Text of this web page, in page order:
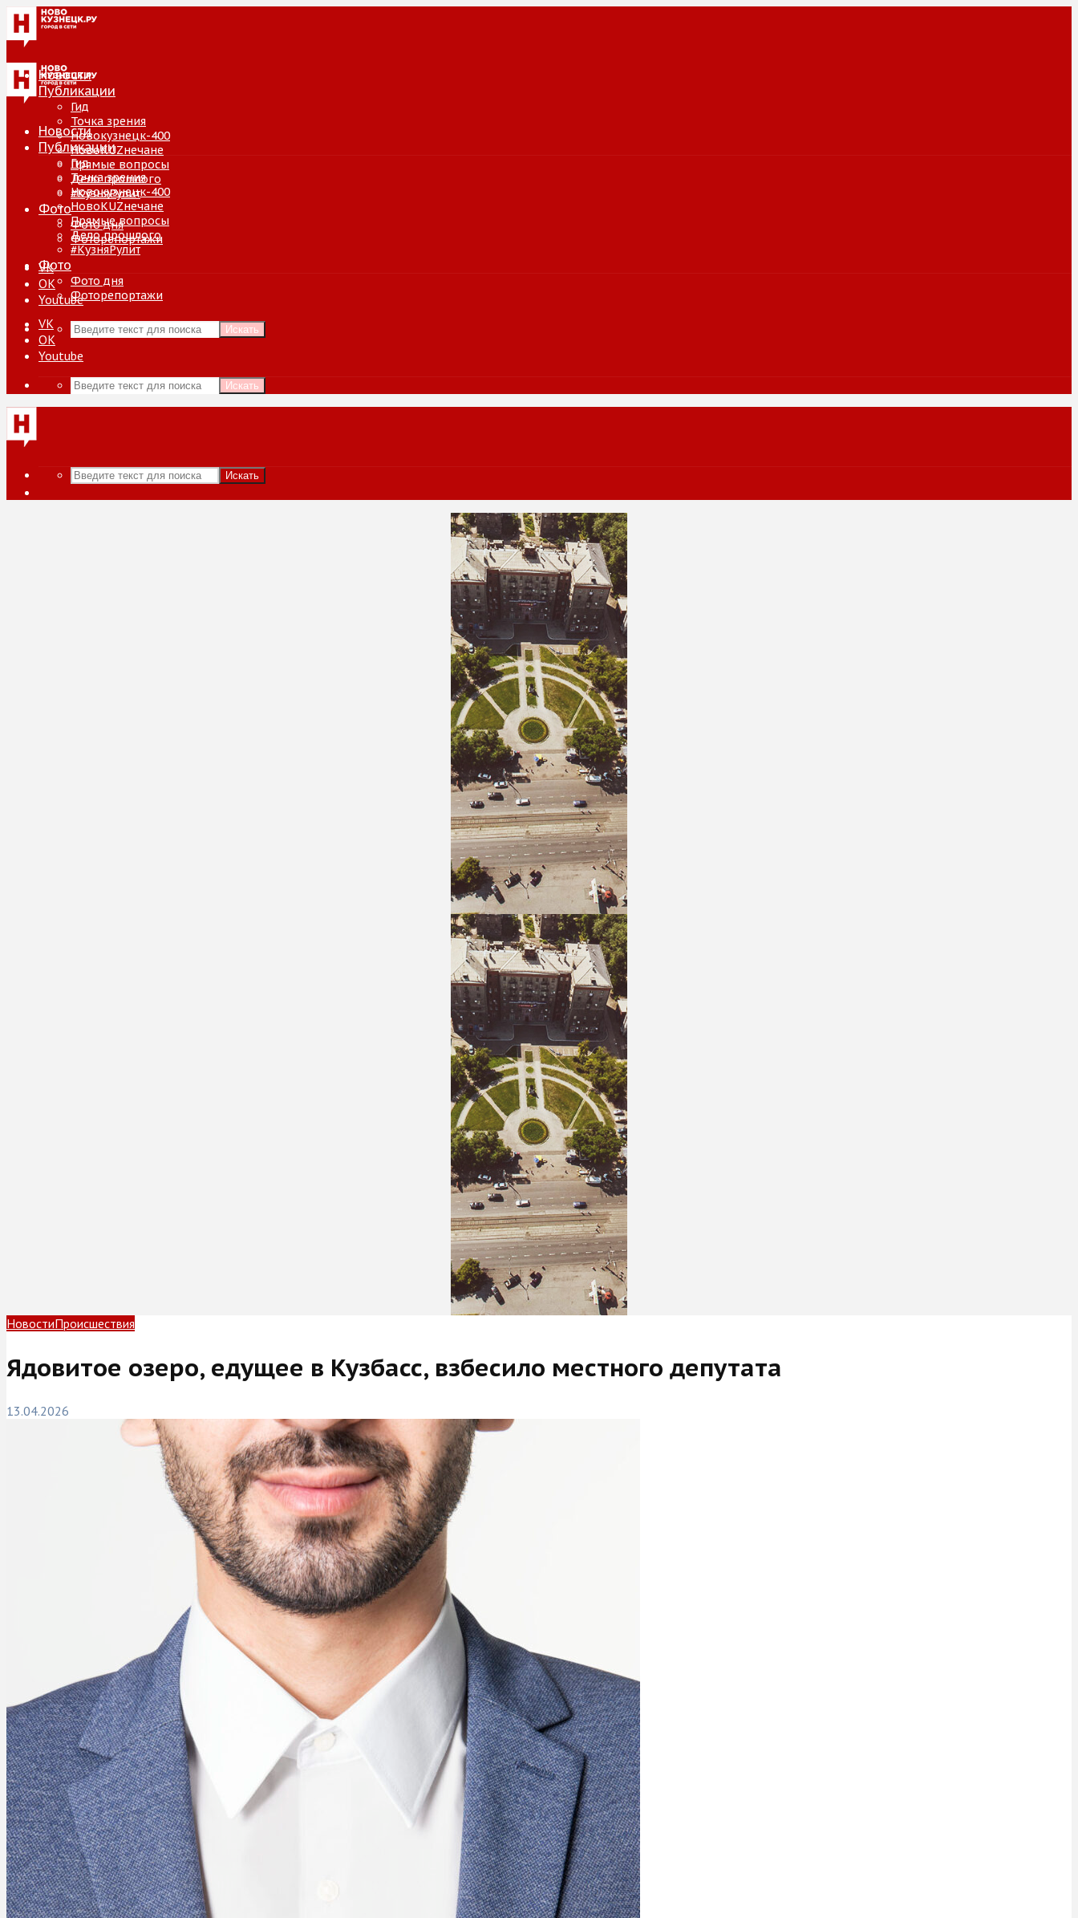
Новости
Публикации
Гид
Точка зрения
Новокузнецк-400
НовоKUZнечане
Прямые вопросы
Дело прошлого
#КузняРулит
Фото
Фото дня
Фоторепортажи
VK
ОК
Youtube
Искать
Новости
Публикации
Гид
Точка зрения
Новокузнецк-400
НовоKUZнечане
Прямые вопросы
Дело прошлого
#КузняРулит
Фото
Фото дня
Фоторепортажи
VK
ОК
Youtube
Искать
Искать
НовостиПроисшествия
Ядовитое озеро, едущее в Кузбасс, взбесило местного депутата
13.04.2026